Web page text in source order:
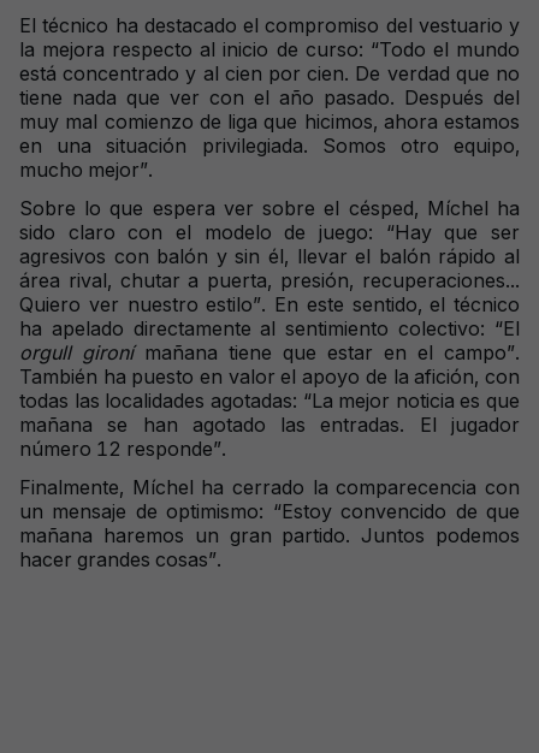
El técnico ha destacado el compromiso del vestuario y
la mejora respecto al inicio de curso: “Todo el mundo
está concentrado y al cien por cien. De verdad que no
tiene nada que ver con el año pasado. Después del
muy mal comienzo de liga que hicimos, ahora estamos
en una situación privilegiada. Somos otro equipo,
mucho mejor”.
Sobre lo que espera ver sobre el césped, Míchel ha
sido claro con el modelo de juego: “Hay que ser
agresivos con balón y sin él, llevar el balón rápido al
área rival, chutar a puerta, presión, recuperaciones...
Quiero ver nuestro estilo”. En este sentido, el técnico
ha apelado directamente al sentimiento colectivo: “El
orgull gironí mañana tiene que estar en el campo”.
También ha puesto en valor el apoyo de la afición, con
todas las localidades agotadas: “La mejor noticia es que
mañana se han agotado las entradas. El jugador
número 12 responde”.
Finalmente, Míchel ha cerrado la comparecencia con
un mensaje de optimismo: “Estoy convencido de que
mañana haremos un gran partido. Juntos podemos
hacer grandes cosas”.